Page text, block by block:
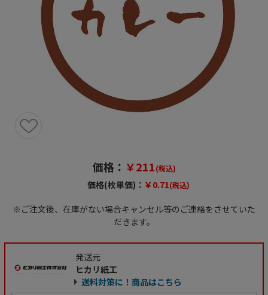
価格： ￥211(税込)
価格(枚単価)： ￥0.71(税込)
※ご注文後、在庫がない場合キャンセル等のご連絡をさせていた
だきます。
発送元
ヒカリ紙工
送料対策に！商品はこちら